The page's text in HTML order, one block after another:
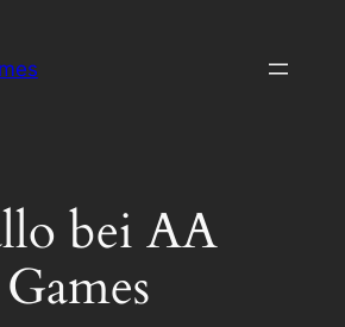
bei AA
Games